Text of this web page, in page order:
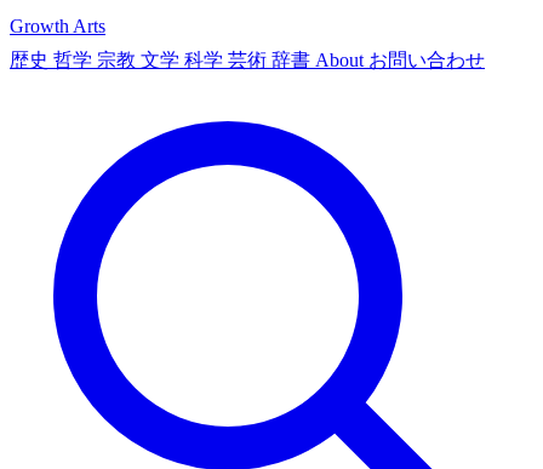
Growth Arts
歴史 哲学 宗教 文学 科学 芸術 辞書 About お問い合わせ